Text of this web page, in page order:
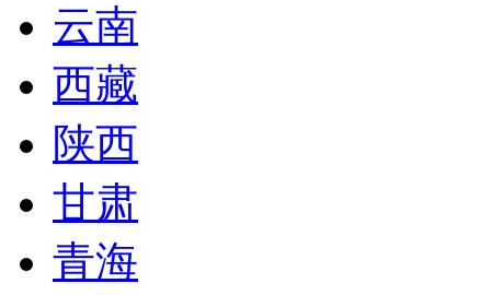
云南
西藏
陕西
甘肃
青海